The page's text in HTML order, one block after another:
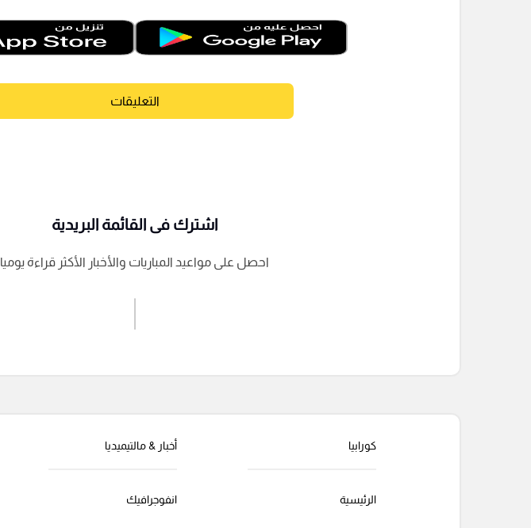
التعليقات
إرسال تعليق
اشترك فى القائمة البريدية
احصل على مواعيد المباريات والأخبار الأكثر قراءة يوميا
كورابيا
الرئيسية
أخبار & مالتيميديا
انفوجرافيك